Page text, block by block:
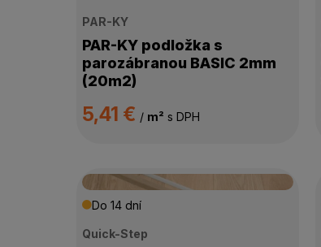
VÝROBCA
HRÚBKA PODLOŽKY
VHODNÁ NA PODLAHOVÉ KÚRENIE
POVRCHOVÁ ÚPRAVA
PAR-KY
PAR-KY podložka s
parozábranou BASIC 2mm
(20m2)
5,41 € / m² s DPH
Do 14 dní
Quick-Step